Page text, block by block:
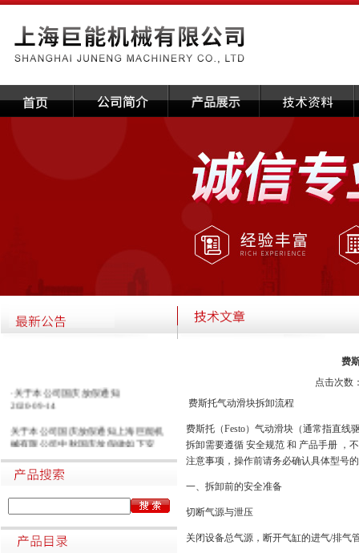
·关于本公司国庆放假通知
2020-09-14
关于本公司国庆放假通知上海巨能机
械有限公司中秋国庆放假做如下安
初七24初八25初九26初十班27十一28
十二29十三30十四假1国庆节假2十六
假3十七假4十八假5十九假6二十假7
廿一假8廿二9廿三班10廿四11廿五10
日（星期日）、10月10日（星期六）
上班。在此期间如有进口产品需要采
费
点击次数
费斯托气动滑块拆卸流程
费斯托（Festo）气动滑块（通常指直
拆卸需要遵循 安全规范 和 产品手册 ，
注意事项，操作前请务必确认具体型号
一、拆卸前的安全准备
切断气源与泄压
关闭设备总气源，断开气缸的进气/排气